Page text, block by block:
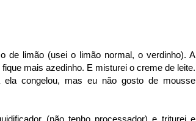
de limão (usei o limão normal, o verdinho). A
mais azedinho. E misturei o creme de leite.
congelou, mas eu não gosto de mousse
(não tenho processador) e triturei e